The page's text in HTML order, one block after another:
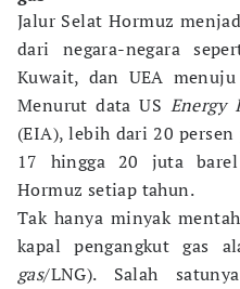
Jalur Selat Hormuz
dari negara-negara
Kuwait, dan UEA
Menurut data US Energy
(EIA), lebih dari 20
17 hingga 20 juta
Hormuz setiap tahun.
Tak hanya minyak
kapal pengangkut gas
gas/LNG). Salah